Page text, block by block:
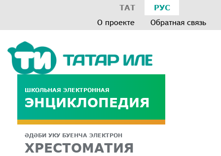
ТАТ РУС
О проекте Обратная связь
ШКОЛЬНАЯ ЭЛЕКТРОННАЯ
ЭНЦИКЛОПЕДИЯ
ӘДӘБИ УКУ БУЕНЧА ЭЛЕКТРОН
ХРЕСТОМАТИЯ